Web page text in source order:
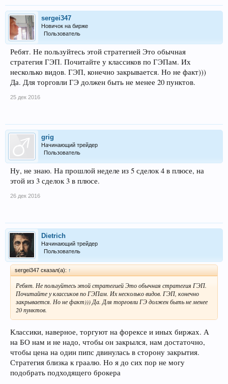
sergei347
Новичок на бирже
Пользователь
Ребят. Не пользуйтесь этой стратегией Это обычная
стратегия ГЭП. Почитайте у классиков по ГЭПам. Их
несколько видов. ГЭП, конечно закрывается. Но не факт)))
Да. Для торговли ГЭ должен быть не менее 20 пунктов.
25 дек 2016
grig
Начинающий трейдер
Пользователь
Ну, не знаю. На прошлой неделе из 5 сделок 4 в плюсе, на
этой из 3 сделок 3 в плюсе.
26 дек 2016
Dietrich
Начинающий трейдер
Пользователь
sergei347 сказал(а): ↑
Ребят. Не пользуйтесь этой стратегией Это обычная стратегия ГЭП.
Почитайте у классиков по ГЭПам. Их несколько видов. ГЭП, конечно
закрывается. Но не факт))) Да. Для торговли ГЭ должен быть не менее
20 пунктов.
Классики, наверное, торгуют на форексе и иных биржах. А
на БО нам и не надо, чтобы он закрылся, нам достаточно,
чтобы цена на один пипс двинулась в сторону закрытия.
Стратегия близка к граалю. Но я до сих пор не могу
подобрать подходящего брокера